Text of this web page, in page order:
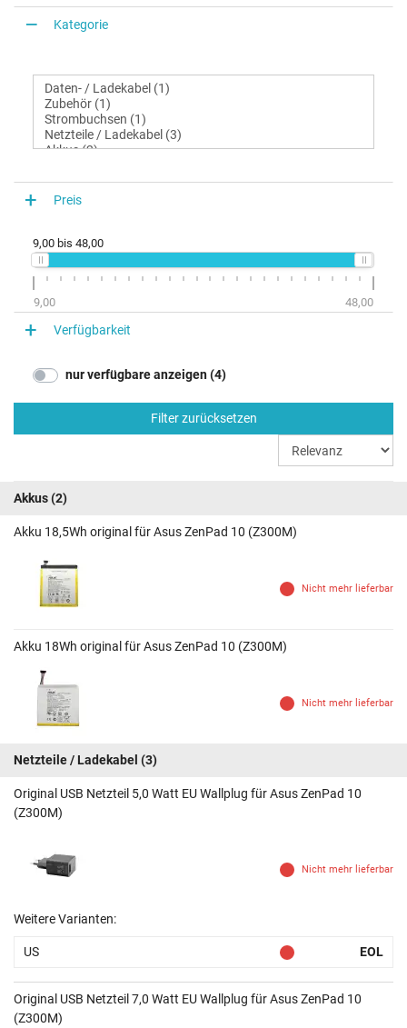
Kategorie
Preis
9,00 bis 48,00
9,00 48,00
Verfügbarkeit
nur verfügbare anzeigen (4)
Filter zurücksetzen
Akkus(2)
Akku 18,5Wh original für Asus ZenPad 10 (Z300M)
Nicht mehr lieferbar
Akku 18Wh original für Asus ZenPad 10 (Z300M)
Nicht mehr lieferbar
Netzteile / Ladekabel (3)
Original USB Netzteil 5,0 Watt EU Wallplug für Asus ZenPad 10
(Z300M)
Nicht mehr lieferbar
Weitere Varianten:
US EOL
Original USB Netzteil 7,0 Watt EU Wallplug für Asus ZenPad 10
(Z300M)